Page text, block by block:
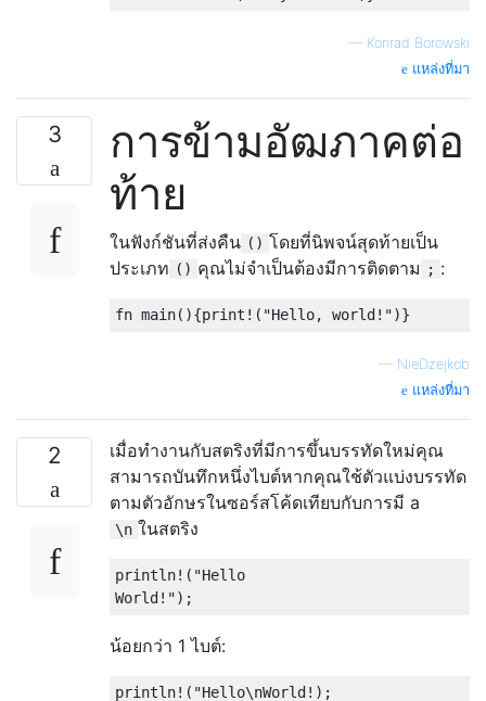
— Konrad Borowski
แหล่งที่มา
3
การข้ามอัฒภาคต่อ
ท้าย
ในฟังก์ชันที่ส่งคืน () โดยที่นิพจน์สุดท้ายเป็น
ประเภท () คุณไม่จำเป็นต้องมีการติดตาม ; :
— NieDzejkob
แหล่งที่มา
2
เมื่อทำงานกับสตริงที่มีการขึ้นบรรทัดใหม่คุณ
สามารถบันทึกหนึ่งไบต์หากคุณใช้ตัวแบ่งบรรทัด
ตามตัวอักษรในซอร์สโค้ดเทียบกับการมี a
\n ในสตริง
println!( "Hello
World ! ");
น้อยกว่า 1 ไบต์:
println!( "Hello\nWorld!);